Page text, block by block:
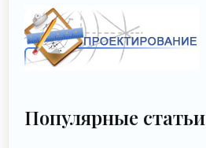
Популярные статьи